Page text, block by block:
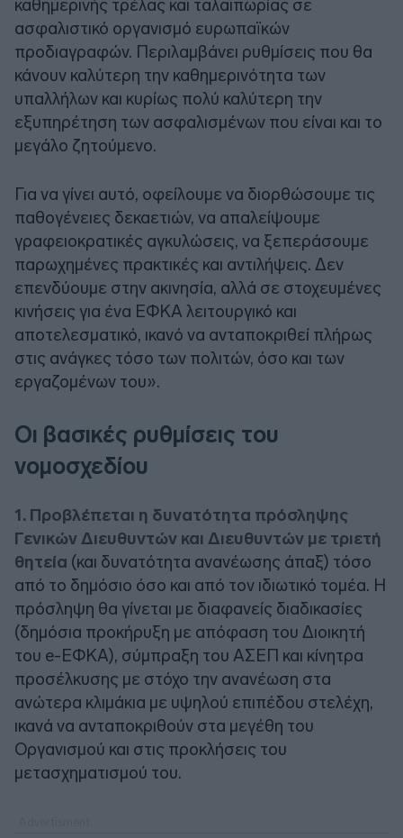
καθημερινής τρέλας και ταλαιπωρίας σε
ασφαλιστικό οργανισμό ευρωπαϊκών
προδιαγραφών. Περιλαμβάνει ρυθμίσεις που θα
κάνουν καλύτερη την καθημερινότητα των
υπαλλήλων και κυρίως πολύ καλύτερη την
εξυπηρέτηση των ασφαλισμένων που είναι και το
μεγάλο ζητούμενο.
Για να γίνει αυτό, οφείλουμε να διορθώσουμε τις
παθογένειες δεκαετιών, να απαλείψουμε
γραφειοκρατικές αγκυλώσεις, να ξεπεράσουμε
παρωχημένες πρακτικές και αντιλήψεις. Δεν
επενδύουμε στην ακινησία, αλλά σε στοχευμένες
κινήσεις για ένα ΕΦΚΑ λειτουργικό και
αποτελεσματικό, ικανό να ανταποκριθεί πλήρως
στις ανάγκες τόσο των πολιτών, όσο και των
εργαζομένων του».
Οι βασικές ρυθμίσεις του
νομοσχεδίου
1. Προβλέπεται η δυνατότητα πρόσληψης
Γενικών Διευθυντών και Διευθυντών με τριετή
θητεία (και δυνατότητα ανανέωσης άπαξ) τόσο
από το δημόσιο όσο και από τον ιδιωτικό τομέα. Η
πρόσληψη θα γίνεται με διαφανείς διαδικασίες
(δημόσια προκήρυξη με απόφαση του Διοικητή
του e-ΕΦΚΑ), σύμπραξη του ΑΣΕΠ και κίνητρα
προσέλκυσης με στόχο την ανανέωση στα
ανώτερα κλιμάκια με υψηλού επιπέδου στελέχη,
ικανά να ανταποκριθούν στα μεγέθη του
Οργανισμού και στις προκλήσεις του
μετασχηματισμού του.